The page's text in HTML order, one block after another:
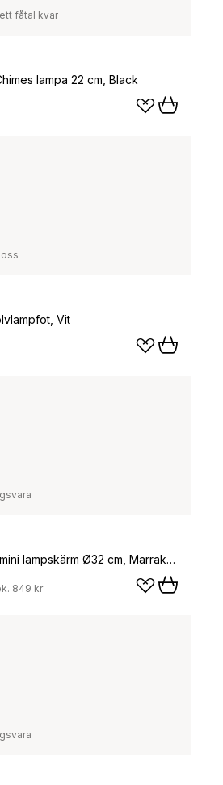
fåtal kvar
lampa 22 cm, Black
Vit
Carmina mini lampskärm Ø32 cm, Marrakech
849 kr